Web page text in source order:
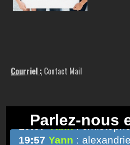
Courriel : Contact Mail